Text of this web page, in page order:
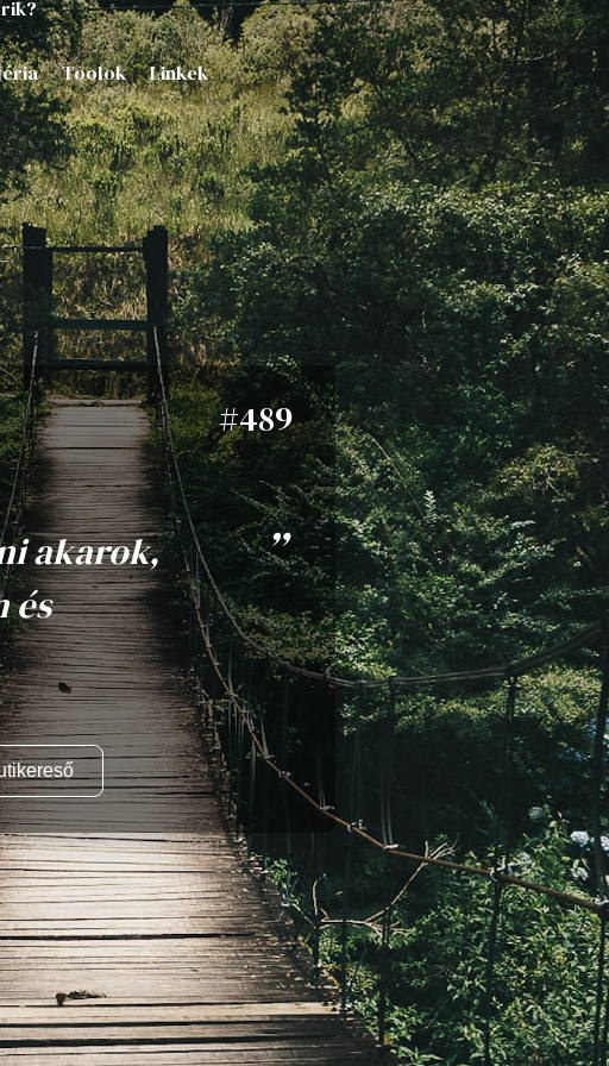
Toolok Linkek
#489
akarok,
és